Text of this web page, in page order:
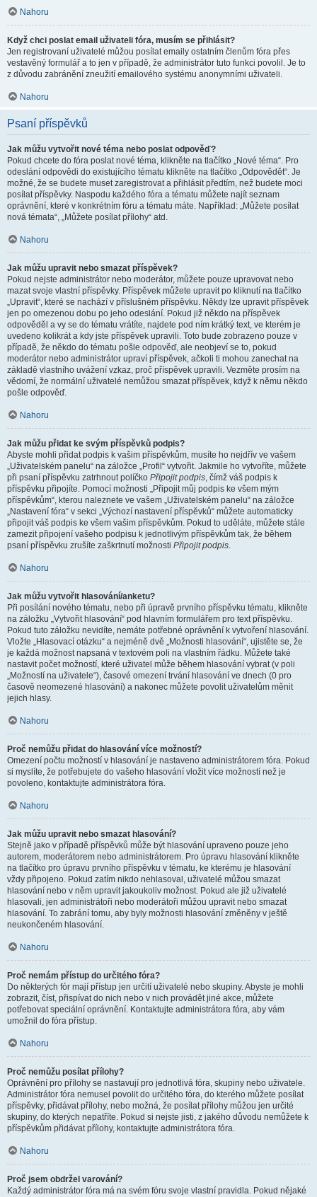
Nahoru
Když chci poslat email uživateli fóra, musím se přihlásit?
Jen registrovaní uživatelé můžou posílat emaily ostatním členům fóra přes
vestavěný formulář a to jen v případě, že administrátor tuto funkci povolil. Je to
z důvodu zabránění zneužití emailového systému anonymními uživateli.
Nahoru
Psaní příspěvků
Jak můžu vytvořit nové téma nebo poslat odpověď?
Pokud chcete do fóra poslat nové téma, klikněte na tlačítko „Nové téma“. Pro
odeslání odpovědi do existujícího tématu klikněte na tlačítko „Odpovědět“. Je
možné, že se budete muset zaregistrovat a přihlásit předtím, než budete moci
posílat příspěvky. Naspodu každého fóra a tématu můžete najít seznam
oprávnění, které v konkrétním fóru a tématu máte. Například: „Můžete posílat
nová témata“, „Můžete posílat přílohy“ atd.
Nahoru
Jak můžu upravit nebo smazat příspěvek?
Pokud nejste administrátor nebo moderátor, můžete pouze upravovat nebo
mazat svoje vlastní příspěvky. Příspěvek můžete upravit po kliknutí na tlačítko
„Upravit“, které se nachází v příslušném příspěvku. Někdy lze upravit příspěvek
jen po omezenou dobu po jeho odeslání. Pokud již někdo na příspěvek
odpověděl a vy se do tématu vrátíte, najdete pod ním krátký text, ve kterém je
uvedeno kolikrát a kdy jste příspěvek upravili. Toto bude zobrazeno pouze v
případě, že někdo do tématu pošle odpověď, ale neobjeví se to, pokud
moderátor nebo administrátor upraví příspěvek, ačkoli ti mohou zanechat na
základě vlastního uvážení vzkaz, proč příspěvek upravili. Vezměte prosím na
vědomí, že normální uživatelé nemůžou smazat příspěvek, když k němu někdo
pošle odpověď.
Nahoru
Jak můžu přidat ke svým příspěvků podpis?
Abyste mohli přidat podpis k vašim příspěvkům, musíte ho nejdřív ve vašem
„Uživatelském panelu“ na záložce „Profil“ vytvořit. Jakmile ho vytvoříte, můžete
při psaní příspěvku zatrhnout políčko Připojit podpis, čímž váš podpis k
příspěvku připojíte. Pomocí možnosti „Připojit můj podpis ke všem mým
příspěvkům“, kterou naleznete ve vašem „Uživatelském panelu“ na záložce
„Nastavení fóra“ v sekci „Výchozí nastavení příspěvků“ můžete automaticky
připojit váš podpis ke všem vašim příspěvkům. Pokud to uděláte, můžete stále
zamezit připojení vašeho podpisu k jednotlivým příspěvkům tak, že během
psaní příspěvku zrušíte zaškrtnutí možnosti Připojit podpis.
Nahoru
Jak můžu vytvořit hlasování/anketu?
Při posílání nového tématu, nebo při úpravě prvního příspěvku tématu, klikněte
na záložku „Vytvořit hlasování“ pod hlavním formulářem pro text příspěvku.
Pokud tuto záložku nevidíte, nemáte potřebné oprávnění k vytvoření hlasování.
Vložte „Hlasovací otázku“ a nejméně dvě „Možnosti hlasování“, ujistěte se, že
je každá možnost napsaná v textovém poli na vlastním řádku. Můžete také
nastavit počet možností, které uživatel může během hlasování vybrat (v poli
„Možností na uživatele“), časové omezení trvání hlasování ve dnech (0 pro
časově neomezené hlasování) a nakonec můžete povolit uživatelům měnit
jejich hlasy.
Nahoru
Proč nemůžu přidat do hlasování více možností?
Omezení počtu možností v hlasování je nastaveno administrátorem fóra. Pokud
si myslíte, že potřebujete do vašeho hlasování vložit více možností než je
povoleno, kontaktujte administrátora fóra.
Nahoru
Jak můžu upravit nebo smazat hlasování?
Stejně jako v případě příspěvků může být hlasování upraveno pouze jeho
autorem, moderátorem nebo administrátorem. Pro úpravu hlasování klikněte
na tlačítko pro úpravu prvního příspěvku v tématu, ke kterému je hlasování
vždy připojeno. Pokud zatím nikdo nehlasoval, uživatelé můžou smazat
hlasování nebo v něm upravit jakoukoliv možnost. Pokud ale již uživatelé
hlasovali, jen administrátoři nebo moderátoři můžou upravit nebo smazat
hlasování. To zabrání tomu, aby byly možnosti hlasování změněny v ještě
neukončeném hlasování.
Nahoru
Proč nemám přístup do určitého fóra?
Do některých fór mají přístup jen určití uživatelé nebo skupiny. Abyste je mohli
zobrazit, číst, přispívat do nich nebo v nich provádět jiné akce, můžete
potřebovat speciální oprávnění. Kontaktujte administrátora fóra, aby vám
umožnil do fóra přístup.
Nahoru
Proč nemůžu posílat přílohy?
Oprávnění pro přílohy se nastavují pro jednotlivá fóra, skupiny nebo uživatele.
Administrátor fóra nemusel povolit do určitého fóra, do kterého můžete posílat
příspěvky, přidávat přílohy, nebo možná, že posílat přílohy můžou jen určité
skupiny, do kterých nepatříte. Pokud si nejste jisti, z jakého důvodu nemůžete k
příspěvkům přidávat přílohy, kontaktujte administrátora fóra.
Nahoru
Proč jsem obdržel varování?
Každý administrátor fóra má na svém fóru svoje vlastní pravidla. Pokud nějaké